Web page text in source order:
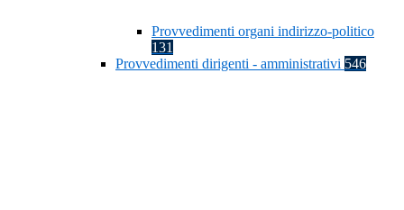
Provvedimenti organi indirizzo-politico
131
Provvedimenti dirigenti - amministrativi 546